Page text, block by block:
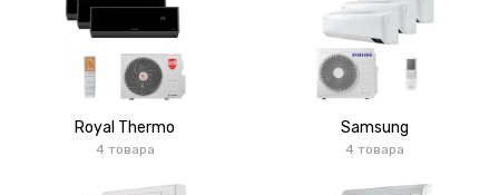
Royal Thermo
4 товара
Samsung
4 товара